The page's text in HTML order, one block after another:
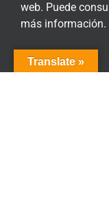
Translate »
web. Puede
más información.